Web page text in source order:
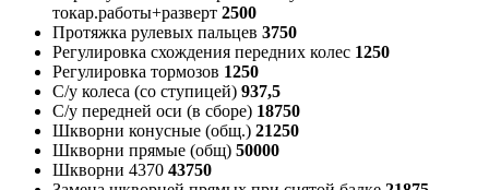
токар.работы+разверт 2500
Протяжка рулевых пальцев 3750
Регулировка схождения передних колес 1250
Регулировка тормозов 1250
С/у колеса (со ступицей) 937,5
С/у передней оси (в сборе) 18750
Шкворни конусные (общ.) 21250
Шкворни прямые (общ) 50000
Шкворни 4370 43750